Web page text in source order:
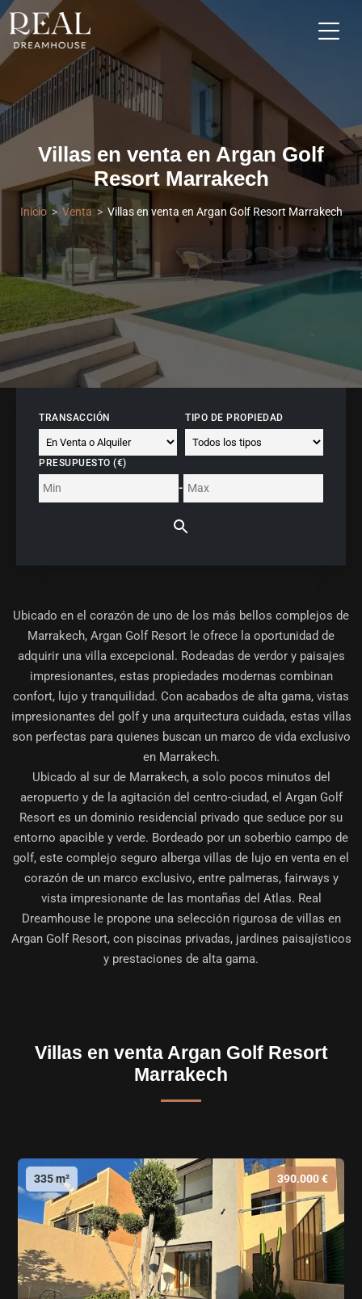
Villas en venta en Argan Golf
Resort Marrakech
Inicio Venta Villas en venta en Argan Golf Resort Marrakech
TRANSACCIÓN TIPO DE PROPIEDAD
PRESUPUESTO (€)
-
Ubicado en el corazón de uno de los más bellos complejos de
Marrakech, Argan Golf Resort le ofrece la oportunidad de
adquirir una villa excepcional. Rodeadas de verdor y paisajes
impresionantes, estas propiedades modernas combinan
confort, lujo y tranquilidad. Con acabados de alta gama, vistas
impresionantes del golf y una arquitectura cuidada, estas villas
son perfectas para quienes buscan un marco de vida exclusivo
en Marrakech.
Ubicado al sur de Marrakech, a solo pocos minutos del
aeropuerto y de la agitación del centro-ciudad, el Argan Golf
Resort es un dominio residencial privado que seduce por su
entorno apacible y verde. Bordeado por un soberbio campo de
golf, este complejo seguro alberga villas de lujo en venta en el
corazón de un marco exclusivo, entre palmeras, fairways y
vista impresionante de las montañas del Atlas. Real
Dreamhouse le propone una selección rigurosa de villas en
Argan Golf Resort, con piscinas privadas, jardines paisajísticos
y prestaciones de alta gama.
Villas en venta Argan Golf Resort
Marrakech
335 m² 390.000 €